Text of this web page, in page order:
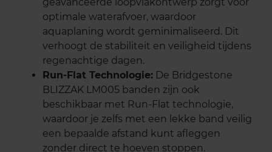
optimale waterafvoer, waardoor
aquaplaning wordt geminimaliseerd. Dit
verhoogt de stabiliteit en veiligheid tijdens
regenachtige dagen.
Run-Flat Technologie: De Bridgestone
BLIZZAK LM005 banden zijn ook
beschikbaar met Run-Flat technologie,
waardoor je zelfs met een lekke band veilig
een bepaalde afstand kunt afleggen
zonder direct te hoeven stoppen.